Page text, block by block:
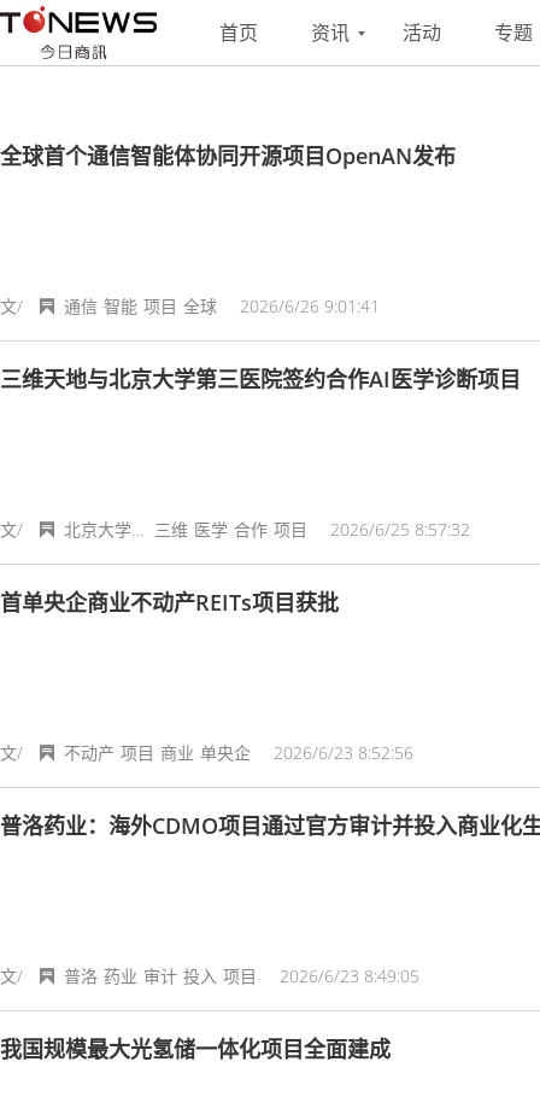
首页 资讯 活动 专题
搜索 联系
全球首个通信智能体协同开源项目OpenAN发布
文/ 2026/6/26 9:01:41
通信 智能 项目 全球
三维天地与北京大学第三医院签约合作AI医学诊断项目
文/ 2026/6/25 8:57:32
北京大学第三医院 三维 医学 合作 项目
首单央企商业不动产REITs项目获批
文/ 2026/6/23 8:52:56
不动产 项目 商业 单央企
普洛药业：海外CDMO项目通过官方审计并投入商业化
文/ 2026/6/23 8:49:05
普洛 药业 审计 投入 项目
我国规模最大光氢储一体化项目全面建成